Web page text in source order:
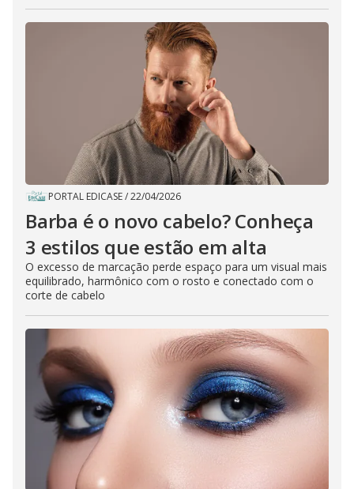
PORTAL EDICASE/22/04/2026
Barba é o novo cabelo? Conheça
3 estilos que estão em alta
O excesso de marcação perde espaço para um visual mais
equilibrado, harmônico com o rosto e conectado com o
corte de cabelo